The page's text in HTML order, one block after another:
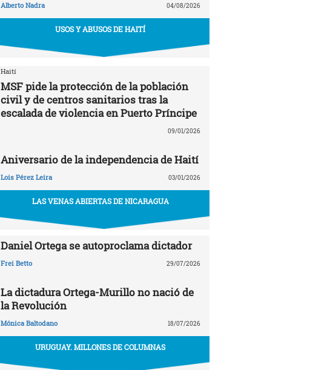
Alberto Nadra 04/08/2026
USOS Y ABUSOS DE HAITÍ
Haití
MSF pide la protección de la población
civil y de centros sanitarios tras la
escalada de violencia en Puerto Príncipe
09/01/2026
Aniversario de la independencia de Haití
Lois Pérez Leira 03/01/2026
LAS VENAS ABIERTAS DE NICARAGUA
Daniel Ortega se autoproclama dictador
Frei Betto 29/07/2026
La dictadura Ortega-Murillo no nació de
la Revolución
Mónica Baltodano 18/07/2026
URUGUAY. MILLONES DE COLUMNAS